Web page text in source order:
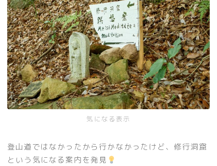
気になる表示
登山道ではなかったから行かなかったけど、修行洞窟
という気になる案内を発見